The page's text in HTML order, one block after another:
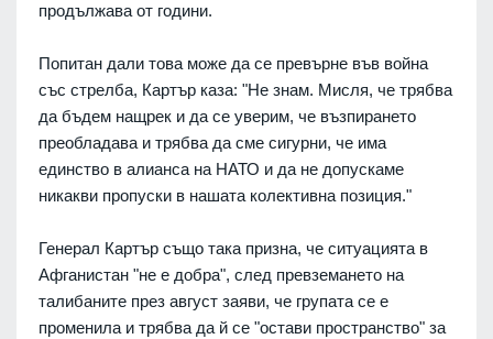
продължава от години.
Попитан дали това може да се превърне във война
със стрелба, Картър каза: "Не знам. Мисля, че трябва
да бъдем нащрек и да се уверим, че възпирането
преобладава и трябва да сме сигурни, че има
единство в алианса на НАТО и да не допускаме
никакви пропуски в нашата колективна позиция."
Генерал Картър също така призна, че ситуацията в
Афганистан "не е добра", след превземането на
талибаните през август заяви, че групата се е
променила и трябва да й се "остави пространство" за